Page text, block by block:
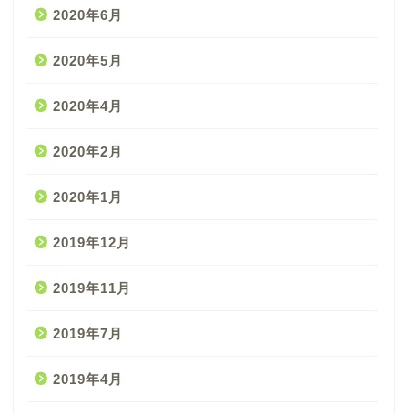
2020年6月
2020年5月
2020年4月
2020年2月
2020年1月
2019年12月
2019年11月
2019年7月
2019年4月